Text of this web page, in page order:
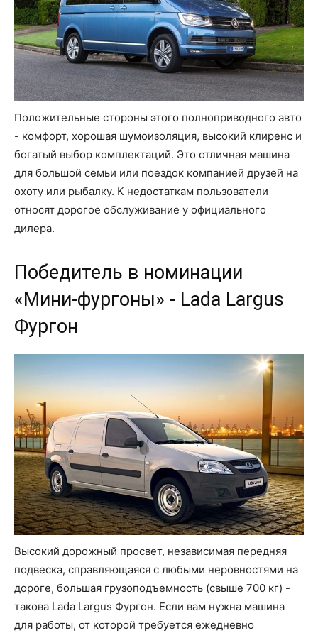
Положительные стороны этого полноприводного авто
- комфорт, хорошая шумоизоляция, высокий клиренс и
богатый выбор комплектаций. Это отличная машина
для большой семьи или поездок компанией друзей на
охоту или рыбалку. К недостаткам пользователи
относят дорогое обслуживание у официального
дилера.
Победитель в номинации
«Мини-фургоны» - Lada Largus
Фургон
Высокий дорожный просвет, независимая передняя
подвеска, справляющаяся с любыми неровностями на
дороге, большая грузоподъемность (свыше 700 кг) -
такова Lada Largus Фургон. Если вам нужна машина
для работы, от которой требуется ежедневно